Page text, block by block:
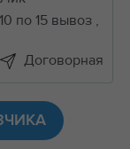
по 15 вывоз ,
Договорная